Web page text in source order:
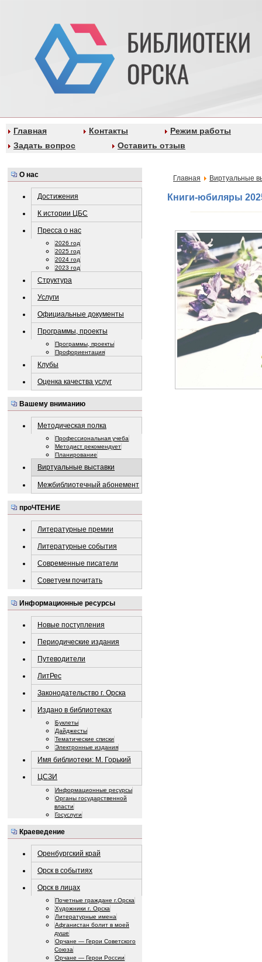
Главная Контакты
Режим работы
Задать вопрос
Оставить отзыв
О нас
Достижения
К истории ЦБС
Пресса о нас
2026 год
2025 год
2024 год
2023 год
Структура
Услуги
Официальные документы
Программы, проекты
Программы, проекты
Профориентация
Клубы
Оценка качества услуг
Вашему вниманию
Методическая полка
Профессиональная учеба
Методист рекомендует
Планирование
Виртуальные выставки
Межбиблиотечный абонемент
проЧТЕНИЕ
Литературные премии
Литературные события
Современные писатели
Советуем почитать
Информационные ресурсы
Новые поступления
Периодические издания
Путеводители
ЛитРес
Законодательство г. Орска
Издано в библиотеках
Буклеты
Дайджесты
Тематические списки
Электронные издания
Имя библиотеки: М. Горький
ЦСЗИ
Информационные ресурсы
Органы государственной
власти
Госуслуги
Краеведение
Оренбургский край
Орск в событиях
Орск в лицах
Почетные граждане г.Орска
Художники г. Орска
Литературные имена
Афганистан болит в моей
душе
Орчане — Герои Советского
Союза
Орчане — Герои России
Главная Виртуальные
Книги-юбиляры